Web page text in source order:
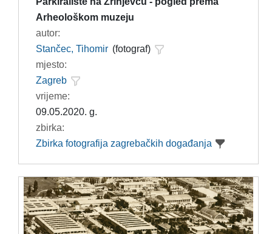
Arheološkom muzeju
autor:
Stančec, Tihomir (fotograf)
mjesto:
Zagreb
vrijeme:
09.05.2020. g.
zbirka:
Zbirka fotografija zagrebačkih događanja